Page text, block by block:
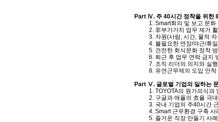
Part Ⅳ. 주 40시간 정착을 위한
1. Smart회의 및 보고 문화
2. 非부가가치 업무 제거 활
3. 자원(사람, 시간, 물적 자
4. 불필요한 연장/야근/휴일
5. 건전한 회식문화 정착
6. 퇴근 후 업무 연락 금지
7. 조직 리더의 의지와 실행
8. 유연근무제의 도입 안착
Part Ⅴ. 글로벌 기업의 일하는
1. TOYOTA의 원가의식과
2. 구글과 애플의 효율 극대
3. 국내 기업의 주40시간 근
4. Smart 근무환경 구축 사
5. 즐거운 직장 만들기 사례